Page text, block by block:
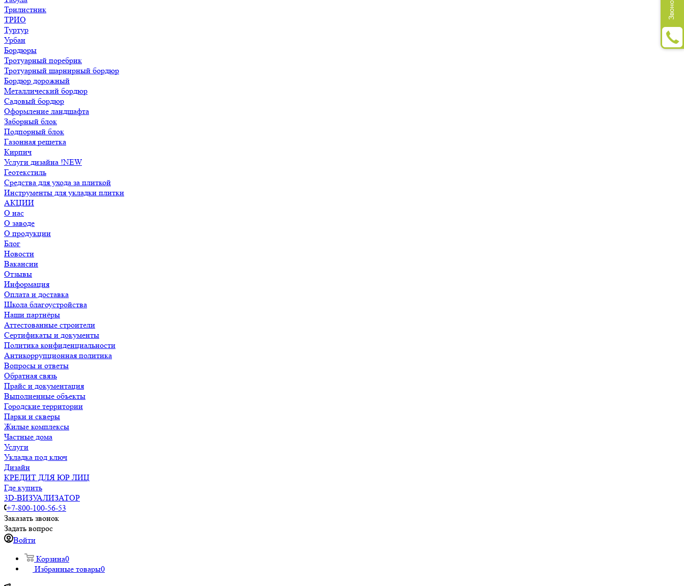
Трилистник
ТРИО
Туртур
Урбан
Бордюры
Тротуарный поребрик
Тротуарный шарнирный бордюр
Бордюр дорожный
Металлический бордюр
Садовый бордюр
Оформление ландшафта
Заборный блок
Подпорный блок
Газонная решетка
Кирпич
Услуги дизайна !NEW
Геотекстиль
Средства для ухода за плиткой
Инструменты для укладки плитки
АКЦИИ
О нас
О заводе
О продукции
Блог
Новости
Вакансии
Отзывы
Информация
Оплата и доставка
Школа благоустройства
Наши партнёры
Аттестованные строители
Сертификаты и документы
Политика конфиденциальности
Антикоррупционная политика
Вопросы и ответы
Обратная связь
Прайс и документация
Выполненные объекты
Городские территории
Парки и скверы
Жилые комплексы
Частные дома
Услуги
Укладка под ключ
Дизайн
КРЕДИТ ДЛЯ ЮР ЛИЦ
Где купить
3D-ВИЗУАЛИЗАТОР
+7-800-100-56-53
Заказать звонок
Задать вопрос
Войти
Корзина0
Избранные товары0